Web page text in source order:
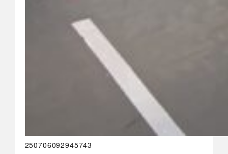
250706092945743